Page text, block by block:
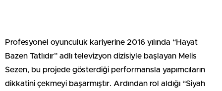
Profesyonel oyunculuk kariyerine 2016 yılında “Hayat
Bazen Tatlıdır” adlı televizyon dizisiyle başlayan Melis
Sezen, bu projede gösterdiği performansla yapımcıların
dikkatini çekmeyi başarmıştır. Ardından rol aldığı “Siyah